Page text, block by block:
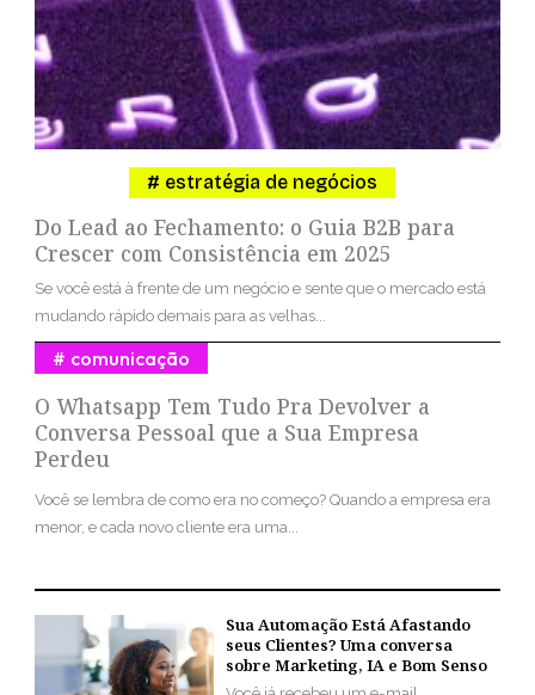
Do Lead ao Fechamento: o Guia B2B para
Crescer com Consistência em 2025
estratégia de negócios
Se você está à frente de um negócio e sente que o mercado está
mudando rápido demais para as velhas...
O Whatsapp Tem Tudo Pra Devolver a
Conversa Pessoal que a Sua Empresa
Perdeu
comunicação
Você se lembra de como era no começo? Quando a empresa era
menor, e cada novo cliente era uma...
Sua Automação Está Afastando
seus Clientes? Uma conversa
sobre Marketing, IA e Bom Senso